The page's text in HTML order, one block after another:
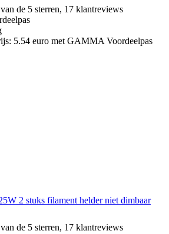
de 5 sterren, 17 klantreviews
5.54 euro met GAMMA Voordeelpas
2 stuks filament helder niet dimbaar
de 5 sterren, 17 klantreviews